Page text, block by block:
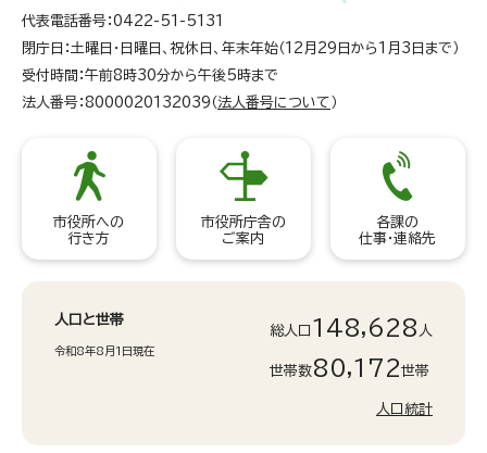
代表電話番号：0422-51-5131
閉庁日：土曜日・日曜日、祝休日、年末年始（12月29日から1月3日まで）
受付時間：午前8時30分から午後5時まで
法人番号：8000020132039（ 法人番号について ）
市役所への
行き方
市役所庁舎の
ご案内
各課の
仕事・連絡先
人口と世帯
令和8年8月1日現在
総人口 148,628 人
世帯数80,172世帯
人口統計